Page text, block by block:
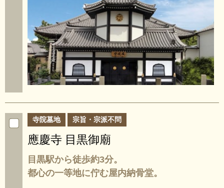
寺院墓地 宗旨・宗派不問
應慶寺 目黒御廟
目黒駅から徒歩約3分。
都心の一等地に佇む屋内納骨堂。